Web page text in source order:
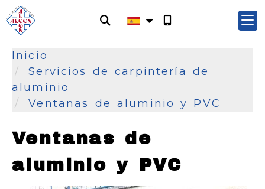
Inicio
Servicios de carpintería de
aluminio
Ventanas de aluminio y PVC
Ventanas de
aluminio y PVC